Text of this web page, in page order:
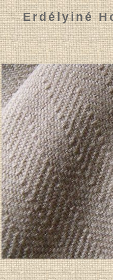
Erdélyiné